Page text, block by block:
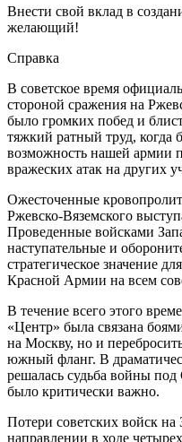
Внести свой вклад в
желающий!
Справка
В советское время
стороной сражения на
было громких побед и
тяжкий ратный труд, когда
возможность нашей армии
вражеских атак на других
Ожесточенные
Ржевско-Вяземского
Проведенные войсками
наступательные и
стратегическое значение
Красной Армии на всем
В течение всего этого
«Центр» была связана
на Москву, но и
южный фланг. В
решалась судьба войны
было критически важно.
Потери советских войск
направлении в ходе